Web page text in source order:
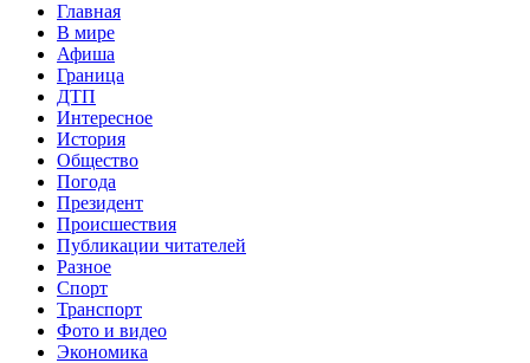
Главная
В мире
Афиша
Граница
ДТП
Интересное
История
Общество
Погода
Президент
Происшествия
Публикации читателей
Разное
Спорт
Транспорт
Фото и видео
Экономика